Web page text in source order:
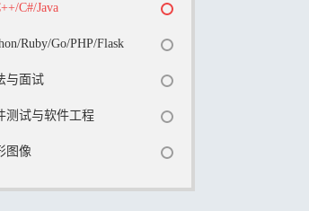
C#/Java
Ruby/Go/PHP/Flask
与面试
测试与软件工程
图像